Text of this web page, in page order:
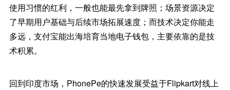
使用习惯的红利，一般也能最先拿到牌照；场景资源决定
了早期用户基础与后续市场拓展速度；而技术决定你能走
多远，支付宝能出海培育当地电子钱包，主要依靠的是技
术积累。
回到印度市场，PhonePe的快速发展受益于Flipkart对线上